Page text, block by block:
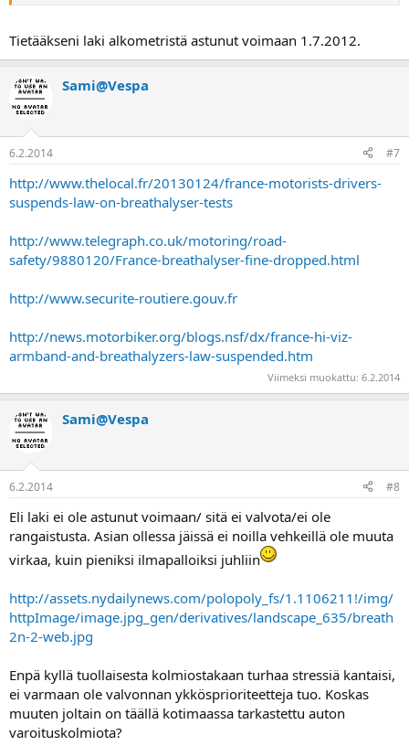
Tietääkseni laki alkometristä astunut voimaan 1.7.2012.
Sami@Vespa
6.2.2014 #7
http://www.thelocal.fr/20130124/france-motorists-drivers-
suspends-law-on-breathalyser-tests
http://www.telegraph.co.uk/motoring/road-
safety/9880120/France-breathalyser-fine-dropped.html
http://www.securite-routiere.gouv.fr
http://news.motorbiker.org/blogs.nsf/dx/france-hi-viz-
armband-and-breathalyzers-law-suspended.htm
Viimeksi muokattu: 6.2.2014
Sami@Vespa
6.2.2014 #8
Eli laki ei ole astunut voimaan/ sitä ei valvota/ei ole
rangaistusta. Asian ollessa jäissä ei noilla vehkeillä ole muuta
virkaa, kuin pieniksi ilmapalloiksi juhliin
http://assets.nydailynews.com/polopoly_fs/1.1106211!/img/
httpImage/image.jpg_gen/derivatives/landscape_635/breath
2n-2-web.jpg
Enpä kyllä tuollaisesta kolmiostakaan turhaa stressiä kantaisi,
ei varmaan ole valvonnan ykkösprioriteetteja tuo. Koskas
muuten joltain on täällä kotimaassa tarkastettu auton
varoituskolmiota?